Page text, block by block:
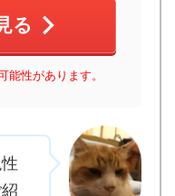
る
性があります。